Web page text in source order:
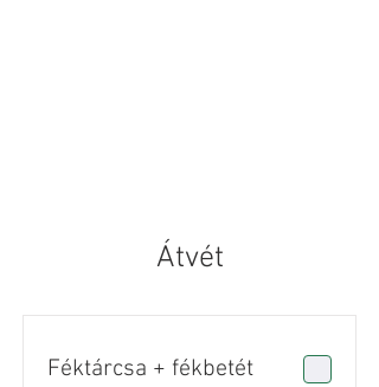
Átvét
Féktárcsa + fékbetét